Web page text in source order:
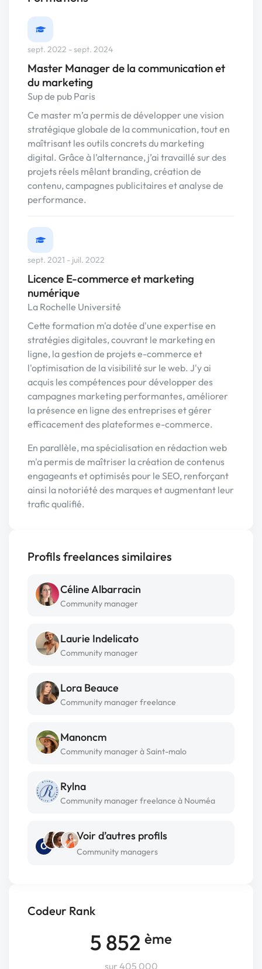
Codeur Rank
5 852 ème
sur 405 000
sept. 2022 - sept. 2024
Master Manager de la communication et
du marketing
Sup de pub Paris
Ce master m’a permis de développer une vision
stratégique globale de la communication, tout en
maîtrisant les outils concrets du marketing
digital. Grâce à l’alternance, j’ai travaillé sur des
projets réels mêlant branding, création de
contenu, campagnes publicitaires et analyse de
performance.
sept. 2021 - juil. 2022
Licence E-commerce et marketing
numérique
La Rochelle Université
Cette formation m'a dotée d'une expertise en
stratégies digitales, couvrant le marketing en
ligne, la gestion de projets e-commerce et
l'optimisation de la visibilité sur le web. J'y ai
acquis les compétences pour développer des
campagnes marketing performantes, améliorer
la présence en ligne des entreprises et gérer
efficacement des plateformes e-commerce.​
En parallèle, ma spécialisation en rédaction web
m'a permis de maîtriser la création de contenus
engageants et optimisés pour le SEO, renforçant
ainsi la notoriété des marques et augmentant leur
trafic qualifié.
Profils freelances similaires
Céline Albarracin
Community manager
Laurie Indelicato
Community manager
Lora Beauce
Community manager freelance
Manoncm
Community manager à Saint-malo
Rylna
Community manager freelance à Nouméa
C
Voir d’autres profils
Community managers